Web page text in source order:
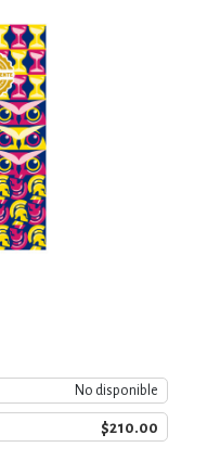
No disponible
$210.00